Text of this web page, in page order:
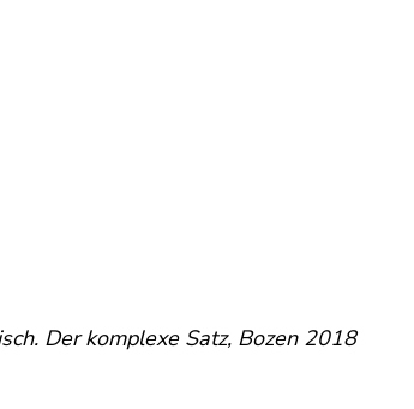
Der komplexe Satz, Bozen 2018